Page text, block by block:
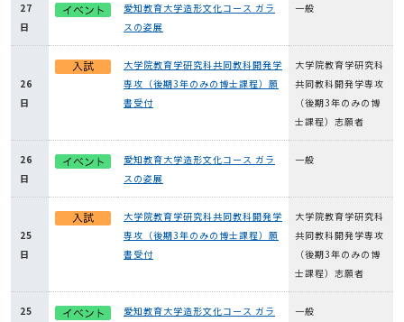
27
日
愛知教育大学造形文化コース ガラ
スの姿展
一般
26
日
大学院教育学研究科共同教科開発学
専攻（後期3年のみの博士課程）願
書受付
大学院教育学研究科
共同教科開発学専攻
（後期3年のみの博
士課程）志願者
26
日
愛知教育大学造形文化コース ガラ
スの姿展
一般
25
日
大学院教育学研究科共同教科開発学
専攻（後期3年のみの博士課程）願
書受付
大学院教育学研究科
共同教科開発学専攻
（後期3年のみの博
士課程）志願者
25
愛知教育大学造形文化コース ガラ
一般